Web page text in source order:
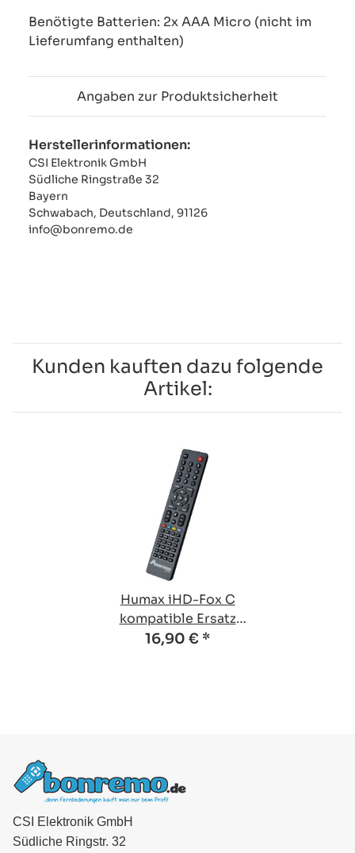
Benötigte Batterien: 2x AAA Micro (nicht im
Lieferumfang enthalten)
Angaben zur Produktsicherheit
Herstellerinformationen:
CSI Elektronik GmbH
Südliche Ringstraße 32
Bayern
Schwabach, Deutschland, 91126
info@bonremo.de
Kunden kauften dazu folgende
Artikel:
Humax iHD-Fox C
kompatible Ersatz
Fernbedienung
16,90 € *
CSI Elektronik GmbH
Südliche Ringstr. 32